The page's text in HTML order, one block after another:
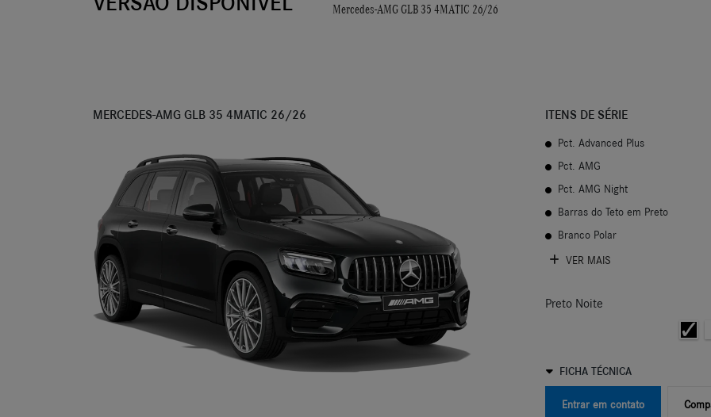
Mercedes-AMG GLB 35 4MATIC 26/26
MERCEDES-AMG GLB 35 4MATIC 26/26 ITENS DE SÉRIE
Pct. Advanced Plus
Pct. AMG
Pct. AMG Night
Barras do Teto em Preto
Branco Polar
VER MAIS
Preto Noite
FICHA TÉCNICA
Entrar em contato